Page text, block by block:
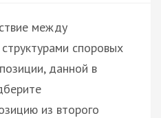
между
споровых
данной в
из второго